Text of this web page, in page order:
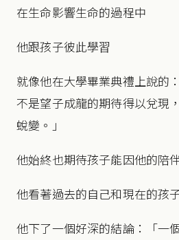
在生命影響生命的過程中
他跟孩子彼此學習
就像他在大學畢業典禮上說的
不是望子成龍的期待得以兌現
蛻變。」
他始終也期待孩子能因他的陪
他看著過去的自己和現在的孩
他下了一個好深的結論：「一